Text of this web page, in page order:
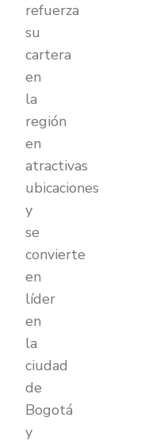
refuerza
su
cartera
en
la
región
en
atractivas
ubicaciones
y
se
convierte
en
líder
en
la
ciudad
de
Bogotá
y